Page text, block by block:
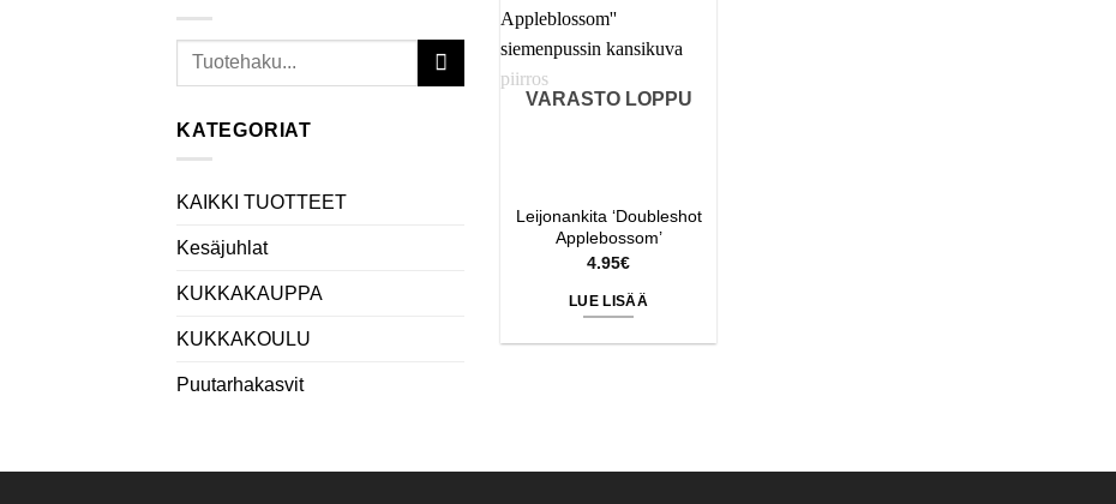
Etsi:
KATEGORIAT
KAIKKI TUOTTEET
Kesäjuhlat
KUKKAKAUPPA
KUKKAKOULU
Puutarhakasvit
VARASTO LOPPU
Leijonankita ‘Doubleshot
Applebossom’
4.95€
LUE LISÄÄ